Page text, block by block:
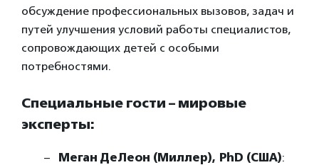
обсуждение профессиональных вызовов, задач и
путей улучшения условий работы специалистов,
сопровождающих детей с особыми
потребностями.
Специальные гости – мировые
эксперты:
Меган ДеЛеон (Миллер), PhD (США):